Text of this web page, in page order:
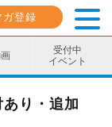
ガ登録
受付中
イベント
り・追加